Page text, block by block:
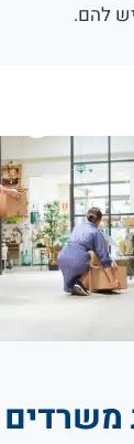
להם.
משרדים